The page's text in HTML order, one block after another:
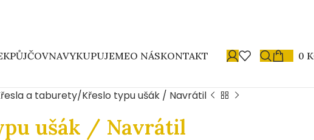
PŮJČOVNAVYKUPUJEMEO NÁSKONTAKT 0
a taburety Křeslo typu ušák / Navrátil
ušák / Navrátil